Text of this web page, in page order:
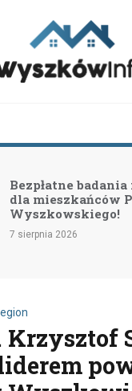
Bezpłatne
dla mieszkańców
Wyszkowskiego!
7 sierpnia 2026
Krzysztof